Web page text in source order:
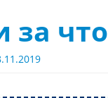
за что